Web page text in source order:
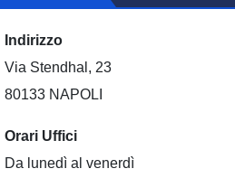
Indirizzo
Via Stendhal, 23
80133 NAPOLI
Orari Uffici
Da lunedì al venerdì